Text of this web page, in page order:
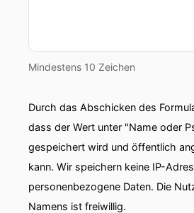
Mindestens 10 Zeichen
Durch das Abschicken des
dass der Wert unter "Name oder
gespeichert wird und öffentlich
kann. Wir speichern keine IP-
personenbezogene Daten. Die
Namens ist freiwillig.